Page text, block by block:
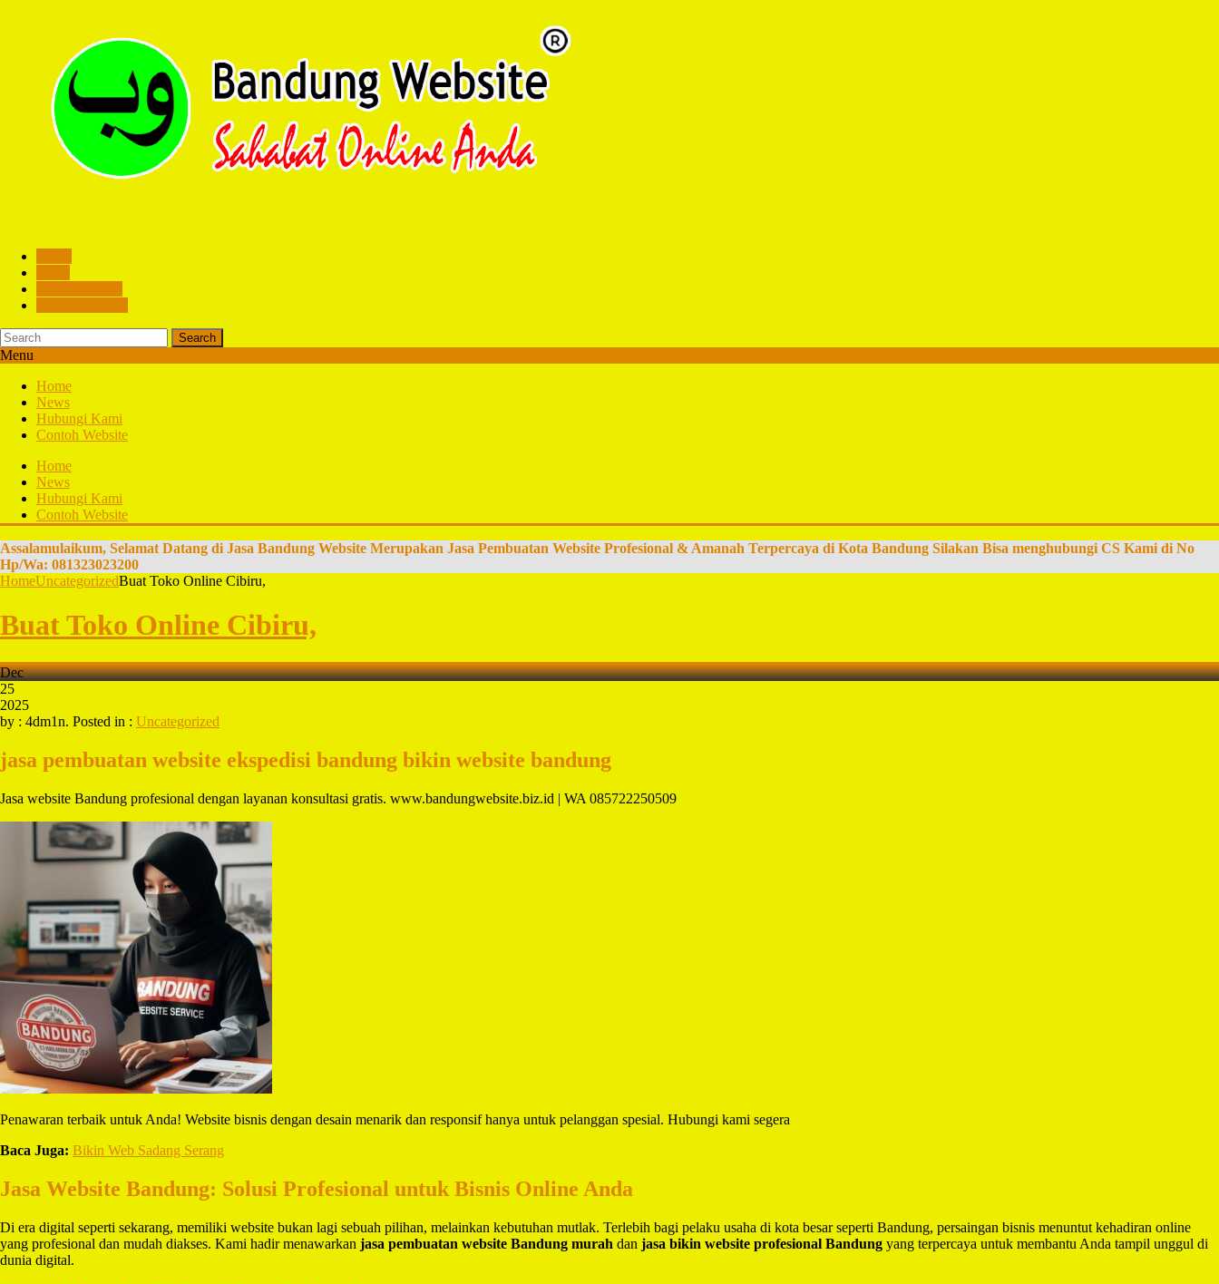
Search
Menu
Home
News
Hubungi Kami
Contoh Website
Home
News
Hubungi Kami
Contoh Website
Assalamulaikum, Selamat Datang di Jasa Bandung Website Merupakan Jasa Pembuatan Website Profesional & Amanah Terpercaya di Kota Bandung Silakan Bisa menghubungi CS Kami di No
Hp/Wa: 081323023200
HomeUncategorizedBuat Toko Online Cibiru,
Buat Toko Online Cibiru,
Dec
25
2025
by : 4dm1n. Posted in : Uncategorized
jasa pembuatan website ekspedisi bandung bikin website bandung
Jasa website Bandung profesional dengan layanan konsultasi gratis. www.bandungwebsite.biz.id | WA 085722250509
Penawaran terbaik untuk Anda! Website bisnis dengan desain menarik dan responsif hanya untuk pelanggan spesial. Hubungi kami segera
Baca Juga: Bikin Web Sadang Serang
Jasa Website Bandung: Solusi Profesional untuk Bisnis Online Anda
Di era digital seperti sekarang, memiliki website bukan lagi sebuah pilihan, melainkan kebutuhan mutlak. Terlebih bagi pelaku usaha di kota besar seperti Bandung, persaingan bisnis menuntut kehadiran online
yang profesional dan mudah diakses. Kami hadir menawarkan jasa pembuatan website Bandung murah dan jasa bikin website profesional Bandung yang terpercaya untuk membantu Anda tampil unggul di
dunia digital.